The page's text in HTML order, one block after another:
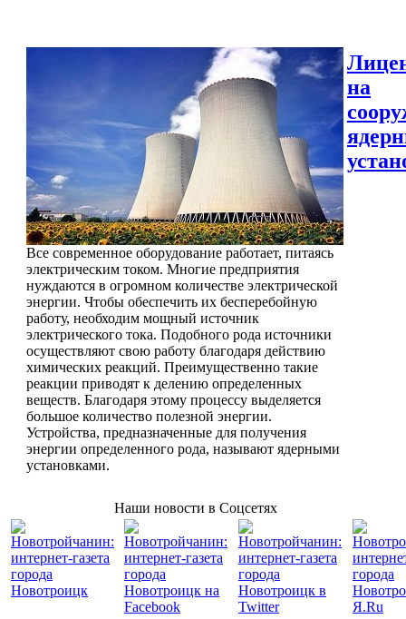
Все современное оборудование работает, питаясь
электрическим током. Многие предприятия
нуждаются в огромном количестве электрической
энергии. Чтобы обеспечить их бесперебойную
работу, необходим мощный источник
электрического тока. Подобного рода источники
осуществляют свою работу благодаря действию
химических реакций. Преимущественно такие
реакции приводят к делению определенных
веществ. Благодаря этому процессу выделяется
большое количество полезной энергии.
Устройства, предназначенные для получения
энергии определенного рода, называют ядерными
установками.
на
Наши новости в Соцсетях